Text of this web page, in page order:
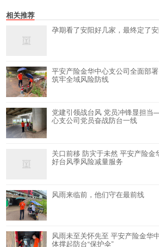
相关推荐
孕期看了安阳好几家，最终定了
平安产险金华中心支公司全面部
筑牢全域风险防线
党建引领战台风 党员冲锋显担
心支公司党员奋战防台一线
关口前移 防灾于未然 平安产险金
好台风季风险减量服务
风雨来临前，他们守在最前线
风雨未至关怀先至 平安产险金华
体撑起防台“保护伞”